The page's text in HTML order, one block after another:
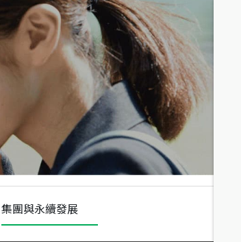
總價
490萬
1,808
集團與永續發展